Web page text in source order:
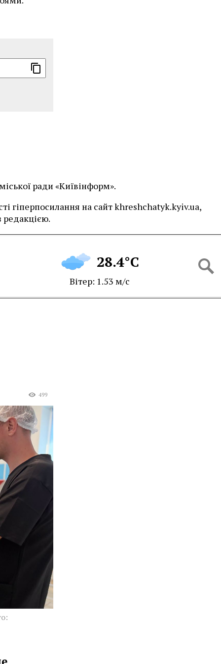
ради «Київінформ».
гіперпосилання на сайт khreshchatyk.kyiv.ua,
28.4°C
Вітер: 1.53 м/с
499